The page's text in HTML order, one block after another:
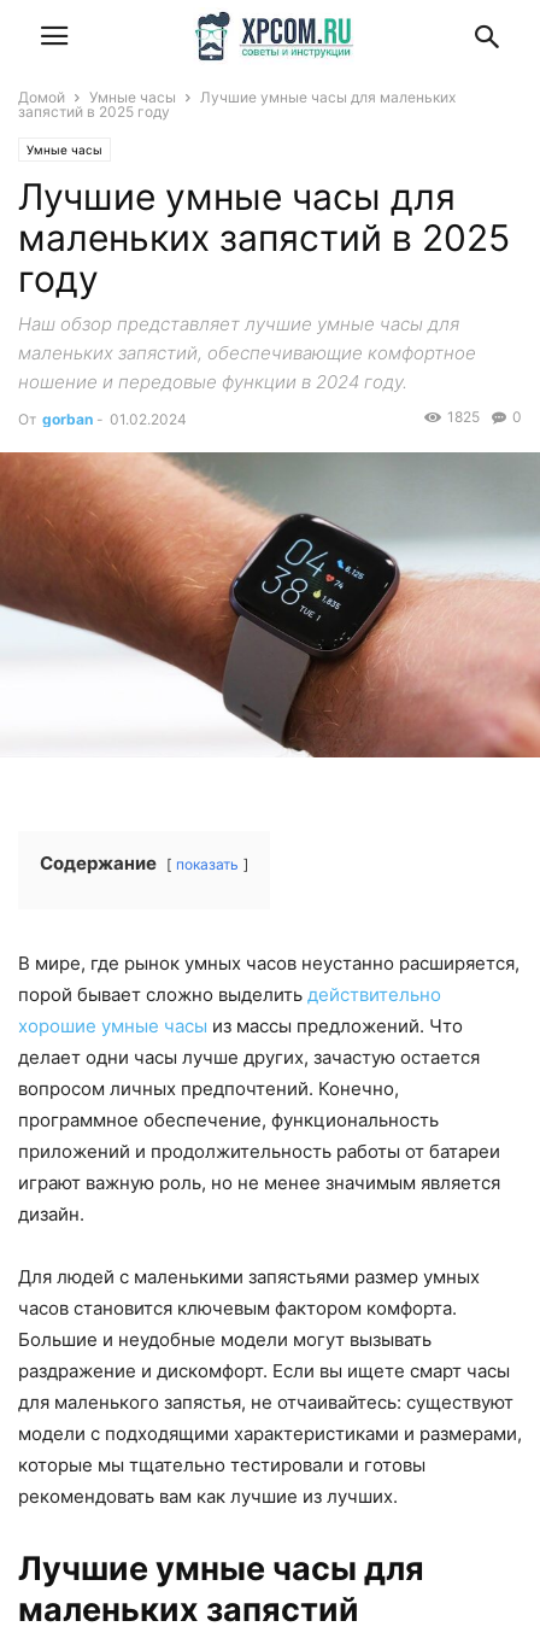
Домой Умные часы
Лучшие умные часы для маленьких
запястий в 2025 году
Умные часы
Лучшие умные часы для
маленьких запястий в 2025
году
Наш обзор представляет лучшие умные часы для
маленьких запястий, обеспечивающие комфортное
ношение и передовые функции в 2024 году.
От gorban - 01.02.2024 0
1825
Содержание показать
В мире, где рынок умных часов неустанно расширяется,
порой бывает сложно выделить действительно
хорошие умные часы из массы предложений. Что
делает одни часы лучше других, зачастую остается
вопросом личных предпочтений. Конечно,
программное обеспечение, функциональность
приложений и продолжительность работы от батареи
играют важную роль, но не менее значимым является
дизайн.
Для людей с маленькими запястьями размер умных
часов становится ключевым фактором комфорта.
Большие и неудобные модели могут вызывать
раздражение и дискомфорт. Если вы ищете смарт часы
для маленького запястья, не отчаивайтесь: существуют
модели с подходящими характеристиками и размерами,
которые мы тщательно тестировали и готовы
рекомендовать вам как лучшие из лучших.
Лучшие умные часы для
маленьких запястий